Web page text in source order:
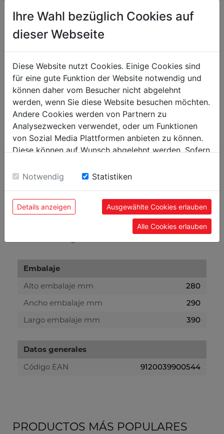
Trabajo con metal
Flexión en frío hierro plano mm
Flexión frío acero angular mm
60 x 8
Flexión en caliente hierro plano mm
100 x 15
Flexión caliente hierro cuadrado mm
22 x 22
Flexión en caliente barras redondas mm
Ø 22
Flexión en frío hierro cuadrado mm
16 x 16
Ángulo máx. flexión
Peso
34
Embalaje
Alto embalaje mm
280
Ancho embalaje mm
290
Largo embalaje mm
390
Datos generales
Código EAN
9120039900544
PRODUCTOS MÁS POPULARES
Ihre Wahl bezüglich Cookies auf
dieser Webseite
Diese Website nutzt Cookies. Einige Cookies sind
für eine gute Funktion der Website notwendig und
können daher vom Besucher nicht abgelehnt
werden, wenn Sie diese Website besuchen möchten.
Andere Cookies werden von Partnern zu
Analysezwecken verwendet, oder um Funktionen
von Sozial Media Plattformen anbieten zu können.
Diese können auf Wunsch abgelehnt werden. Sofern
Einwilligung zu unseren Cookies.
Notwendig Statistiken
Details anzeigen Ausgewählte Cookies erlauben
Alle Cookies erlauben